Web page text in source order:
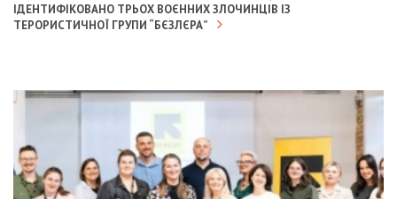
ІДЕНТИФІКОВАНО ТРЬОХ ВОЄННИХ ЗЛОЧИНЦІВ ІЗ
ТЕРОРИСТИЧНОЇ ГРУПИ “БЄЗЛЄРА”